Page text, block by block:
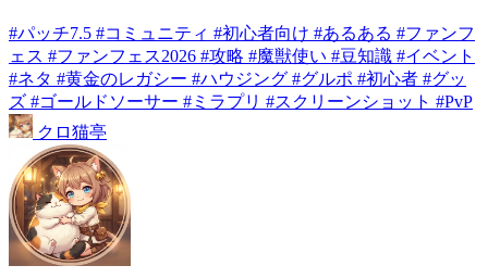
#パッチ7.5 #コミュニティ #初心者向け #あるある #ファンフ
ェス #ファンフェス2026 #攻略 #魔獣使い #豆知識 #イベント
#ネタ #黄金のレガシー #ハウジング #グルポ #初心者 #グッ
ズ #ゴールドソーサー #ミラプリ #スクリーンショット #PvP
クロ猫亭